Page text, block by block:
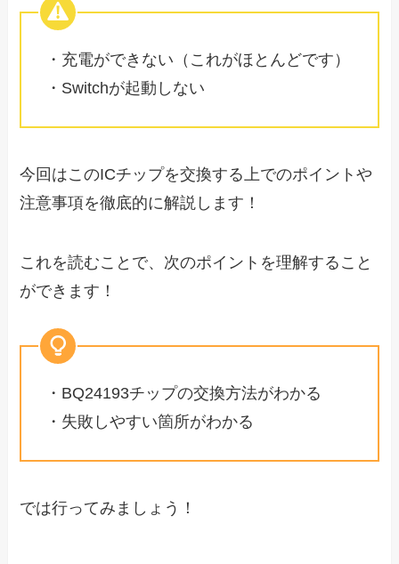
・充電ができない（これがほとんどです）
・Switchが起動しない
今回はこのICチップを交換する上でのポイントや
注意事項を徹底的に解説します！
これを読むことで、次のポイントを理解すること
ができます！
・BQ24193チップの交換方法がわかる
・失敗しやすい箇所がわかる
では行ってみましょう！